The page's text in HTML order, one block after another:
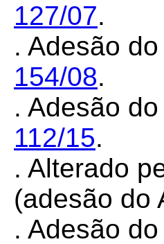
127/07.
. Adesão
154/08.
. Adesão
112/15.
. Alterado
(adesão do
. Adesão